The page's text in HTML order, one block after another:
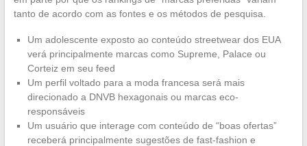
tanto de acordo com as fontes e os métodos de pesquisa.
Um adolescente exposto ao conteúdo streetwear dos EUA
verá principalmente marcas como Supreme, Palace ou
Corteiz em seu feed
Um perfil voltado para a moda francesa será mais
direcionado a DNVB hexagonais ou marcas eco-
responsáveis
Um usuário que interage com conteúdo de “boas ofertas”
receberá principalmente sugestões de fast-fashion e